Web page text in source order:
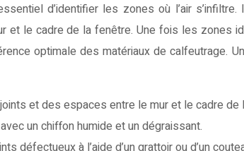
d’identifier les zones où l’air
et le cadre de la fenêtre. Une fois les zones
optimale des matériaux de calfeutrage.
et des espaces entre le mur et le cadre de
un chiffon humide et un dégraissant.
défectueux à l’aide d’un grattoir ou d’un